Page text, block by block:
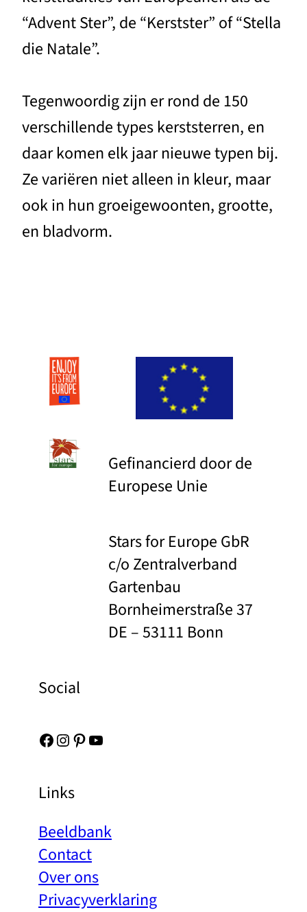
“Advent Ster”, de “Kerstster” of “Stella
die Natale”.
Tegenwoordig zijn er rond de 150
verschillende types kerststerren, en
daar komen elk jaar nieuwe typen bij.
Ze variëren niet alleen in kleur, maar
ook in hun groeigewoonten, grootte,
en bladvorm.
Gefinancierd door de
Europese Unie
Stars for Europe GbR
c/o Zentralverband
Gartenbau
Bornheimerstraße 37
DE – 53111 Bonn
Social
Facebook Instagram Pinterest YouTube
Links
Beeldbank
Contact
Over ons
Privacyverklaring